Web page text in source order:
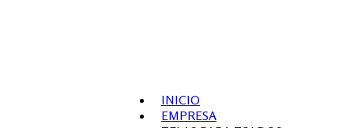
INICIO
EMPRESA